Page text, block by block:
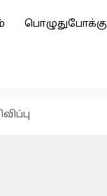
பொழுதுபோக்கு